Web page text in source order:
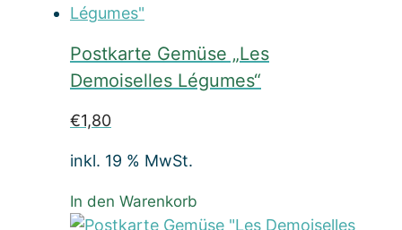
Postkarte Gemüse „Les
Demoiselles Légumes“
€1,80
inkl. 19 % MwSt.
In den Warenkorb